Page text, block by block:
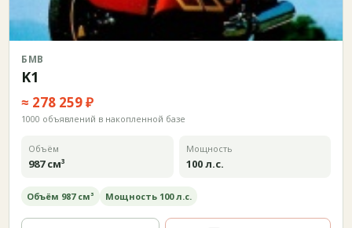
БМВ
K1
≈ 278 259 ₽
1000 объявлений в накопленной базе
Объём
987 см³
Мощность
100 л.с.
Объём 987 см³ Мощность 100 л.с.